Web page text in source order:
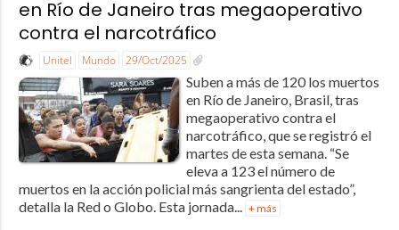
en Río de Janeiro tras megaoperativo
contra el narcotráfico
Unitel Mundo 29/Oct/2025
Suben a más de 120 los muertos
en Río de Janeiro, Brasil, tras
megaoperativo contra el
narcotráfico, que se registró el
martes de esta semana. “Se
eleva a 123 el número de
muertos en la acción policial más sangrienta del estado”,
detalla la Red o Globo. Esta jornada... + más